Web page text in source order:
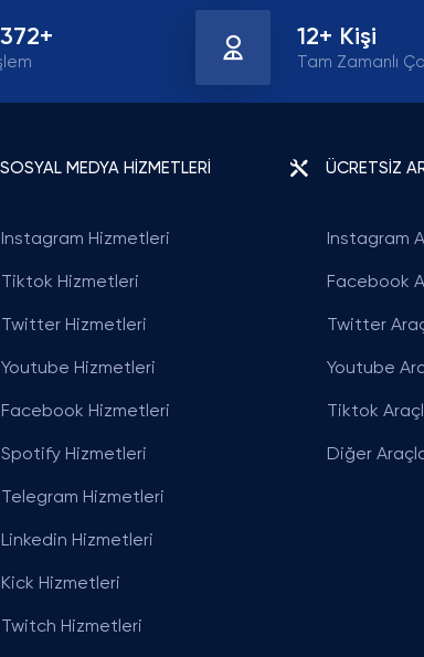
12+ Kişi
Tam Zamanlı
SOSYAL MEDYA HİZMETLERİ
Instagram Hizmetleri
Tiktok Hizmetleri
Twitter Hizmetleri
Youtube Hizmetleri
Facebook Hizmetleri
Spotify Hizmetleri
Telegram Hizmetleri
Linkedin Hizmetleri
Kick Hizmetleri
Twitch Hizmetleri
ÜCRETSİZ
Instagram
Facebook
Twitter
Youtube
Tiktok
Diğer